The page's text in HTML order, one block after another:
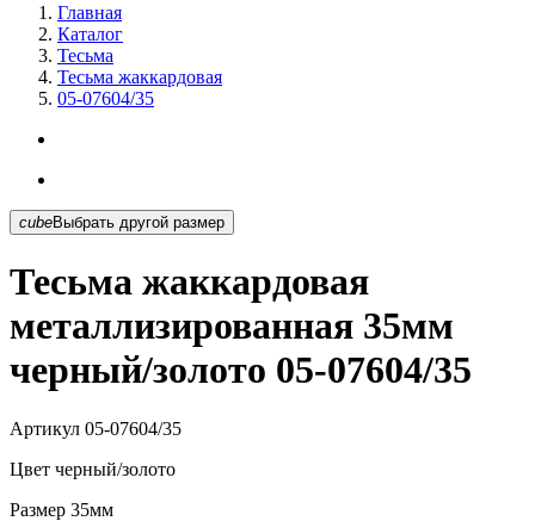
Главная
Каталог
Тесьма
Тесьма жаккардовая
05-07604/35
cubeВыбрать другой размер
Тесьма жаккардовая
металлизированная 35мм
черный/золото 05-07604/35
Артикул 05-07604/35
Цвет черный/золото
Размер 35мм